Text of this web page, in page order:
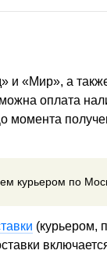
и «Мир», а
оплата
момента
курьером по
(курьером,